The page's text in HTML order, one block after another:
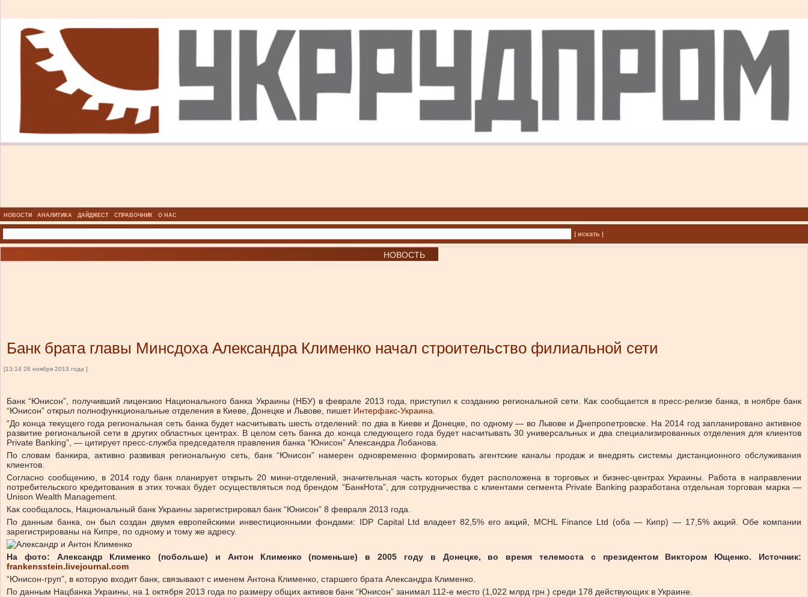
НОВОСТИ АНАЛИТИКА ДАЙДЖЕСТ СПРАВОЧНИК О НАС
| искать |
НОВОСТЬ
Банк брата главы Минсдоха Александра Клименко начал строительство филиальной сети
[13:14 26 ноября 2013 года ]
Банк “Юнисон”, получивший лицензию Национального банка Украины (НБУ) в феврале 2013 года, приступил к созданию региональной сети. Как сообщается в пресс-релизе банка, в ноябре банк
“Юнисон” открыл полнофункциональные отделения в Киеве, Донецке и Львове, пишет Интерфакс-Украина
“До конца текущего года региональная сеть банка будет насчитывать шесть отделений: по два в Киеве и Донецке, по одному — во Львове и Днепропетровске. На 2014 год запланировано активное
развитие региональной сети в других областных центрах. В целом сеть банка до конца следующего года будет насчитывать 30 универсальных и два специализированных отделения для клиентов
Private Banking”, — цитирует пресс-служба председателя правления банка “Юнисон” Александра Лобанова.
По словам банкира, активно развивая региональную сеть, банк “Юнисон” намерен одновременно формировать агентские каналы продаж и внедрять системы дистанционного обслуживания
клиентов.
Согласно сообщению, в 2014 году банк планирует открыть 20 мини-отделений, значительная часть которых будет расположена в торговых и бизнес-центрах Украины. Работа в направлении
потребительского кредитования в этих точках будет осуществляться под брендом “БанкНота”, для сотрудничества с клиентами сегмента Private Banking разработана отдельная торговая марка —
Unison Wealth Management.
Как сообщалось, Национальный банк Украины зарегистрировал банк “Юнисон” 8 февраля 2013 года.
По данным банка, он был создан двумя европейскими инвестиционными фондами: IDP Capital Ltd владеет 82,5% его акций, MCHL Finance Ltd (оба — Кипр) — 17,5% акций. Обе компании
зарегистрированы на Кипре, по одному и тому же адресу.
На фото: Александр Клименко (побольше) и Антон Клименко (поменьше) в 2005 году в Донецке, во время телемоста с президентом Виктором Ющенко. Источник:
frankensstein.livejournal.com
“Юнисон-груп”, в которую входит банк, связывают с именем Антона Клименко, старшего брата Александра Клименко.
По данным Нацбанка Украины, на 1 октября 2013 года по размеру общих активов банк “Юнисон” занимал 112-е место (1,022 млрд грн.) среди 178 действующих в Украине.